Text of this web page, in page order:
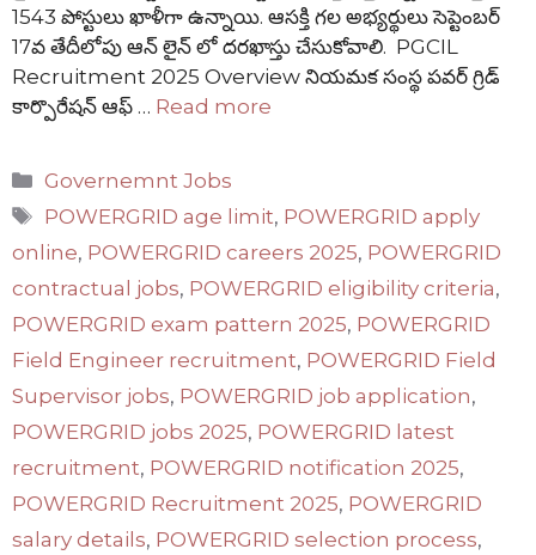
1543 పోస్టులు ఖాళీగా ఉన్నాయి. ఆసక్తి గల అభ్యర్థులు సెప్టెంబర్
17వ తేదీలోపు ఆన్ లైన్ లో దరఖాస్తు చేసుకోవాలి. PGCIL
Recruitment 2025 Overview నియమక సంస్థ పవర్ గ్రిడ్
కార్పొరేషన్ ఆఫ్ … Read more
Categories
Governemnt Jobs
Tags
POWERGRID age limit, POWERGRID apply
online, POWERGRID careers 2025, POWERGRID
contractual jobs, POWERGRID eligibility criteria,
POWERGRID exam pattern 2025, POWERGRID
Field Engineer recruitment, POWERGRID Field
Supervisor jobs, POWERGRID job application,
POWERGRID jobs 2025, POWERGRID latest
recruitment, POWERGRID notification 2025,
POWERGRID Recruitment 2025, POWERGRID
salary details, POWERGRID selection process,